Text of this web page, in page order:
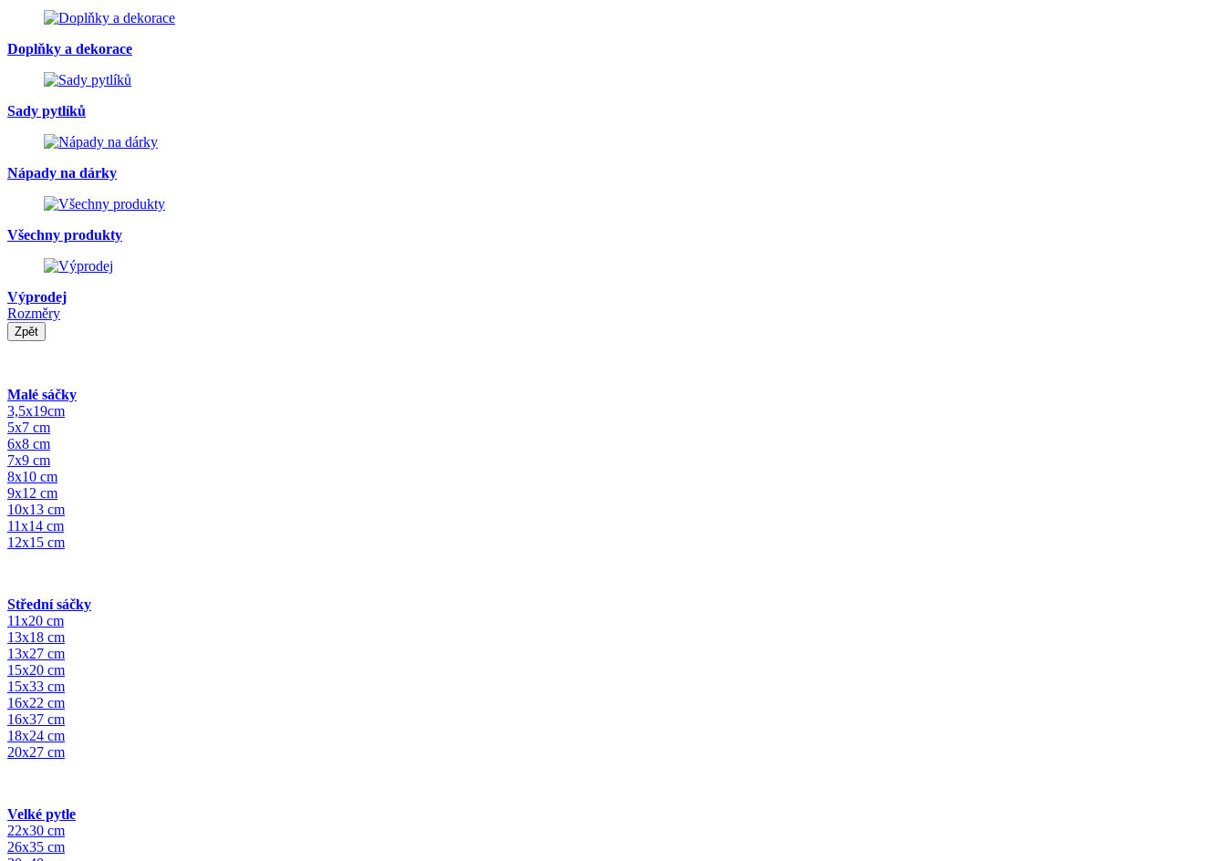
Doplňky a dekorace
Sady pytlíků
Nápady na dárky
Všechny produkty
Výprodej
Rozměry
Zpět
Malé sáčky
3,5x19cm
5x7 cm
6x8 cm
7x9 cm
8x10 cm
9x12 cm
10x13 cm
11x14 cm
12x15 cm
Střední sáčky
11x20 cm
13x18 cm
13x27 cm
15x20 cm
15x33 cm
16x22 cm
16x37 cm
18x24 cm
20x27 cm
Velké pytle
22x30 cm
26x35 cm